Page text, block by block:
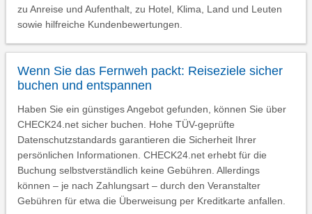
zu Anreise und Aufenthalt, zu Hotel, Klima, Land und Leuten
sowie hilfreiche Kundenbewertungen.
Wenn Sie das Fernweh packt: Reiseziele sicher
buchen und entspannen
Haben Sie ein günstiges Angebot gefunden, können Sie über
CHECK24.net sicher buchen. Hohe TÜV-geprüfte
Datenschutzstandards garantieren die Sicherheit Ihrer
persönlichen Informationen. CHECK24.net erhebt für die
Buchung selbstverständlich keine Gebühren. Allerdings
können – je nach Zahlungsart – durch den Veranstalter
Gebühren für etwa die Überweisung per Kreditkarte anfallen.